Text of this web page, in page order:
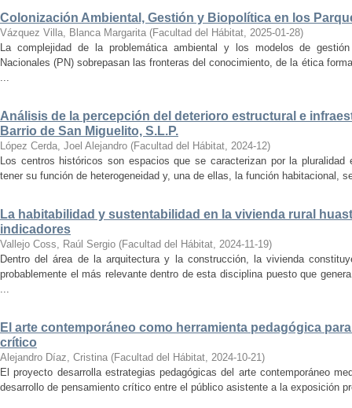
Colonización Ambiental, Gestión y Biopolítica en los
Vázquez Villa, Blanca Margarita (Facultad del Hábitat, 2025-01-28)
La complejidad de la problemática ambiental y los modelos de
Nacionales (PN) sobrepasan las fronteras del conocimiento, de la ética
...
Análisis de la percepción del deterioro estructural e
Barrio de San Miguelito, S.L.P.
López Cerda, Joel Alejandro (Facultad del Hábitat, 2024-12)
Los centros históricos son espacios que se caracterizan por la
tener su función de heterogeneidad y, una de ellas, la función habitacional,
La habitabilidad y sustentabilidad en la vivienda rural
indicadores
Vallejo Coss, Raúl Sergio (Facultad del Hábitat, 2024-11-19)
Dentro del área de la arquitectura y la construcción, la vivienda
probablemente el más relevante dentro de esta disciplina puesto que
...
El arte contemporáneo como herramienta pedagógica
crítico
Alejandro Díaz, Cristina (Facultad del Hábitat, 2024-10-21)
El proyecto desarrolla estrategias pedagógicas del arte contemporáneo
desarrollo de pensamiento crítico entre el público asistente a la exposición